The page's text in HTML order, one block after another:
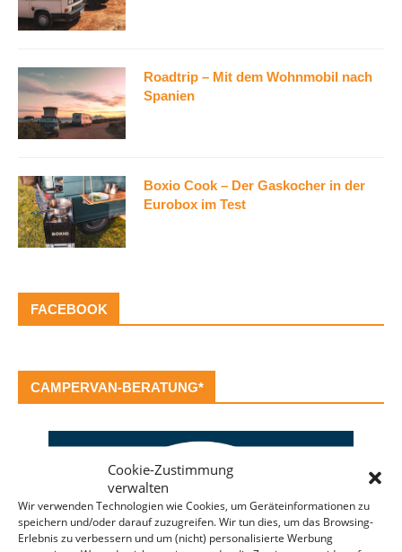
Cookie-Zustimmung
verwalten
Wir verwenden Technologien wie Cookies, um Geräteinformationen zu
speichern und/oder darauf zuzugreifen. Wir tun dies, um das Browsing-
Erlebnis zu verbessern und um (nicht) personalisierte Werbung
Roadtrip – Mit dem Wohnmobil nach
Spanien
Boxio Cook – Der Gaskocher in der
Eurobox im Test
FACEBOOK
CAMPERVAN-BERATUNG*